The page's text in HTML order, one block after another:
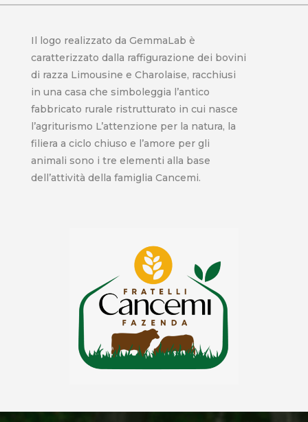
Il logo realizzato da GemmaLab è
caratterizzato dalla raffigurazione dei bovini
di razza Limousine e Charolaise, racchiusi
in una casa che simboleggia l’antico
fabbricato rurale ristrutturato in cui nasce
l’agriturismo L’attenzione per la natura, la
filiera a ciclo chiuso e l’amore per gli
animali sono i tre elementi alla base
dell’attività della famiglia Cancemi.